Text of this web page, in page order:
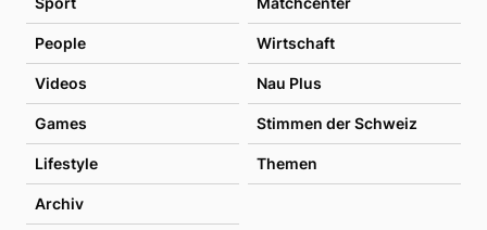
People Wirtschaft
Videos Nau Plus
Games Stimmen der Schweiz
Lifestyle Themen
Archiv